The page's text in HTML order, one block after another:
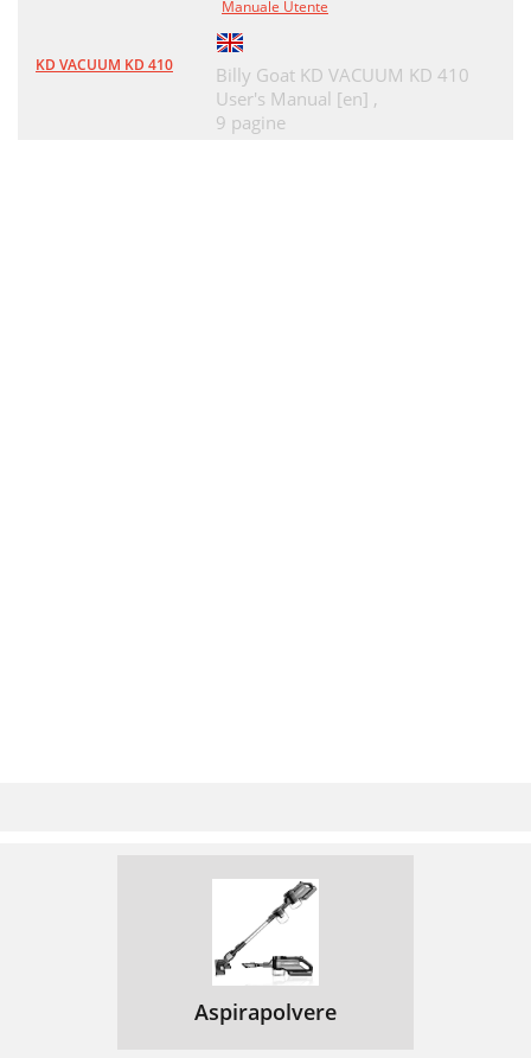
KD VACUUM KD 410
Manuale Utente
Billy Goat KD VACUUM KD 410
User's Manual [en] ,
9 pagine
Aspirapolvere